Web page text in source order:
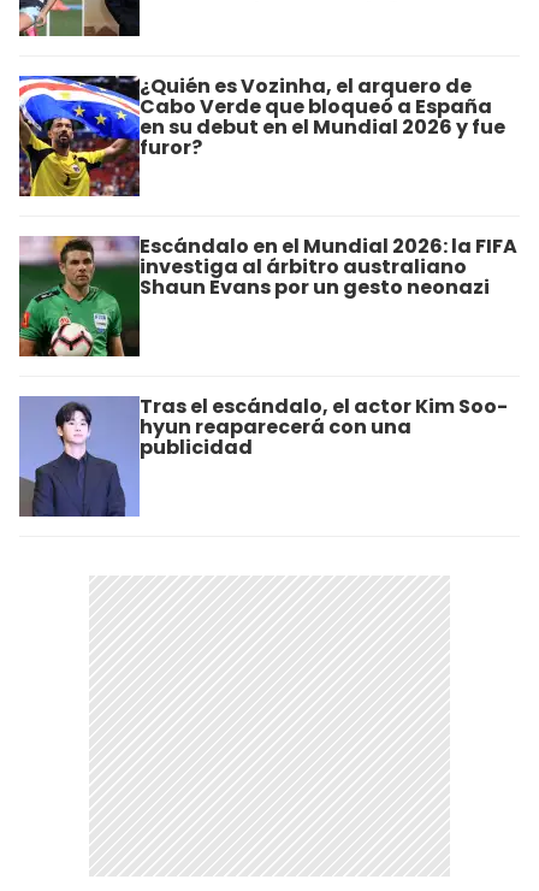
¿Quién es Vozinha, el arquero de
Cabo Verde que bloqueó a España
en su debut en el Mundial 2026 y fue
furor?
Escándalo en el Mundial 2026: la FIFA
investiga al árbitro australiano
Shaun Evans por un gesto neonazi
Tras el escándalo, el actor Kim Soo-
hyun reaparecerá con una
publicidad